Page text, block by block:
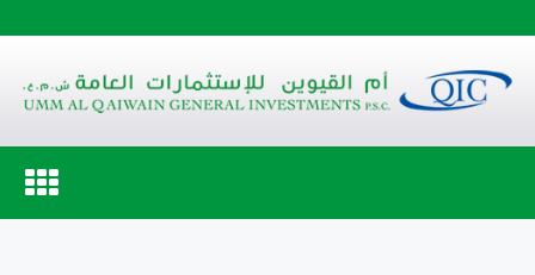
Toggle
navigation